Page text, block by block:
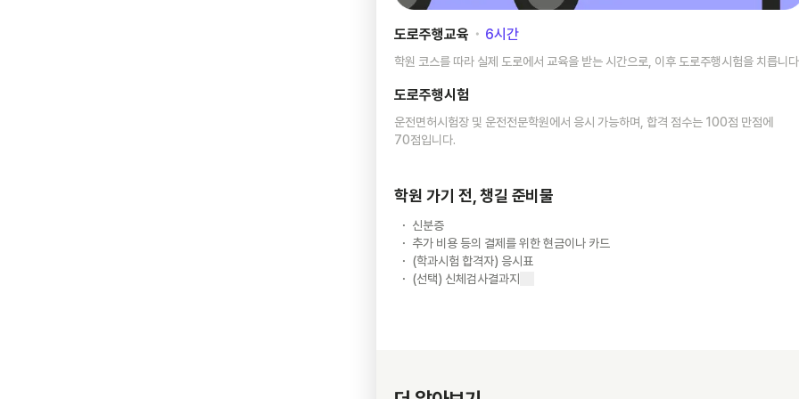
도로주행교육 ･ 6시간
학원 코스를 따라 실제 도로에서 교육을 받는 시간으로, 이후 도로주행시험을 치릅니
도로주행시험
운전면허시험장 및 운전전문학원에서 응시 가능하며, 합격 점수는 100점 만점에
70점입니다.
학원 가기 전, 챙길 준비물
신분증
추가 비용 등의 결제를 위한 현금이나 카드
(학과시험 합격자) 응시표
(선택) 신체검사결과지